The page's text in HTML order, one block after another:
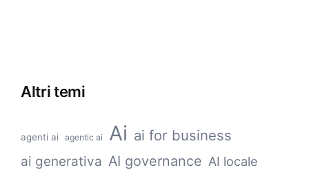
Altri temi
agenti ai agentic ai Ai ai for business
ai generativa AI governance AI locale